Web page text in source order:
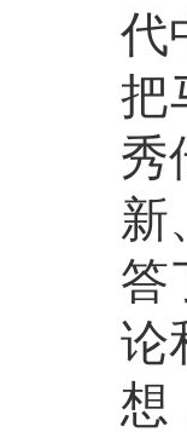
代
把
秀
新
答
论
想